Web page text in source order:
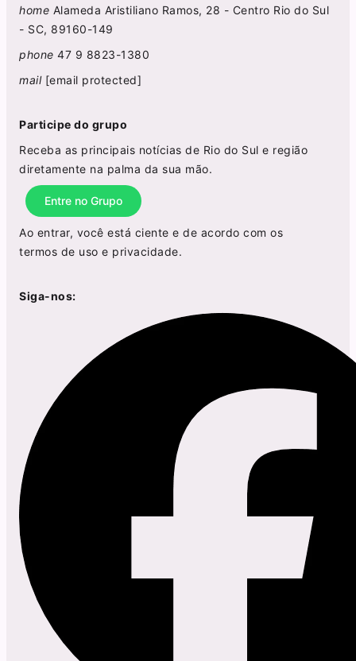
home Alameda Aristiliano Ramos, 28 - Centro Rio do Sul
- SC, 89160-149
phone 47 9 8823-1380
mail [email protected]
Participe do grupo
Receba as principais notícias de Rio do Sul e região
diretamente na palma da sua mão.
Entre no Grupo
Ao entrar, você está ciente e de acordo com os
termos de uso e privacidade.
Siga-nos: